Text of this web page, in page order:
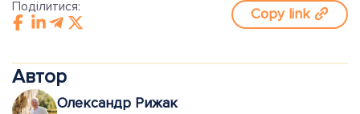
Поділитися: Copy link
Автор
Олександр Рижак